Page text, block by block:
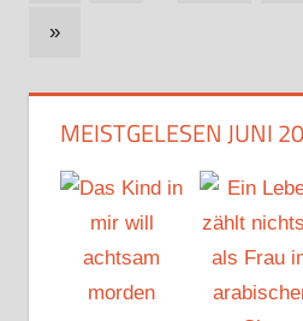
der
Nächste
»
MEISTGELESEN JUNI